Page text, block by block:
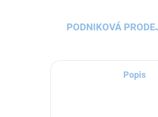
PODNIKOVÁ
Popis